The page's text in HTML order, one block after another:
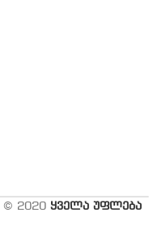
© 2020 ყველა უფლება